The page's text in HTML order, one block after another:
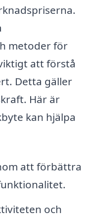
metoder för
att förstå
Detta gäller
Här är
kan hjälpa
att förbättra
och